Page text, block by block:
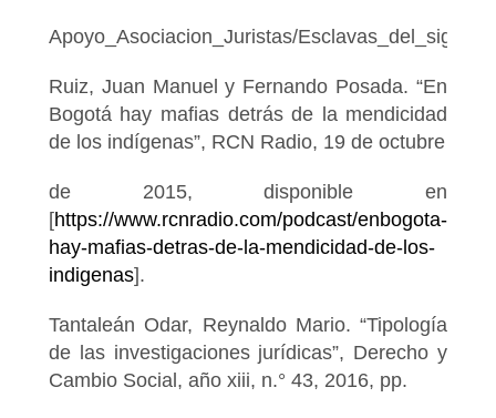
Apoyo_Asociacion_Juristas/
Ruiz, Juan Manuel y Fernando Posada. “En
Bogotá hay mafias detrás de la mendicidad
de los indígenas”, RCN Radio, 19 de octubre
de 2015, disponible en
[https://www.rcnradio.com/podcast/enbogota-
hay-mafias-detras-de-la-mendicidad-de-los-
indigenas].
Tantaleán Odar, Reynaldo Mario. “Tipología
de las investigaciones jurídicas”, Derecho y
Cambio Social, año xiii, n.° 43, 2016, pp.